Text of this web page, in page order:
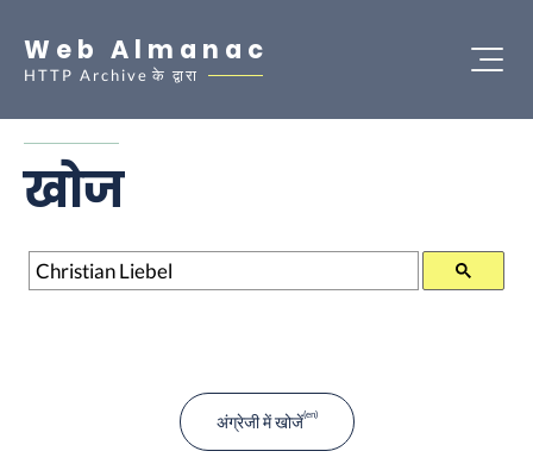
Web Almanac
HTTP Archive के द्वारा
खोज
खोज
अंग्रेजी में खोजें